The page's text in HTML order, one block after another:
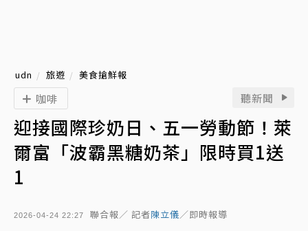
udn 旅遊 美食搶鮮報
聽新聞
迎接國際珍奶日、五一勞動節！萊
爾富「波霸黑糖奶茶」限時買1送
1
2026-04-24 22:27 聯合報／ 記者陳立儀／即時報導
咖啡